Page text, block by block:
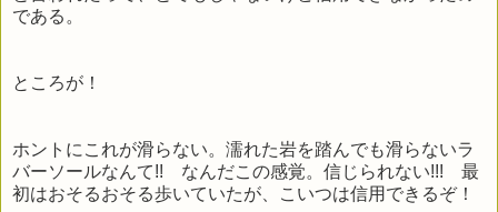
である。
ところが！
ホントにこれが滑らない。濡れた岩を踏んでも滑らないラ
バーソールなんて!! なんだこの感覚。信じられない!!! 最
初はおそるおそる歩いていたが、こいつは信用できるぞ！